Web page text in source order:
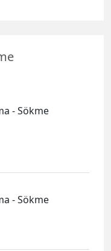
- Sökme
- Sökme